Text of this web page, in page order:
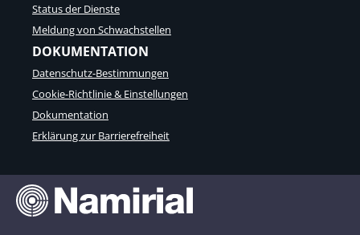
Status der Dienste
Meldung von Schwachstellen
DOKUMENTATION
Datenschutz-Bestimmungen
Cookie-Richtlinie & Einstellungen
Dokumentation
Erklärung zur Barrierefreiheit